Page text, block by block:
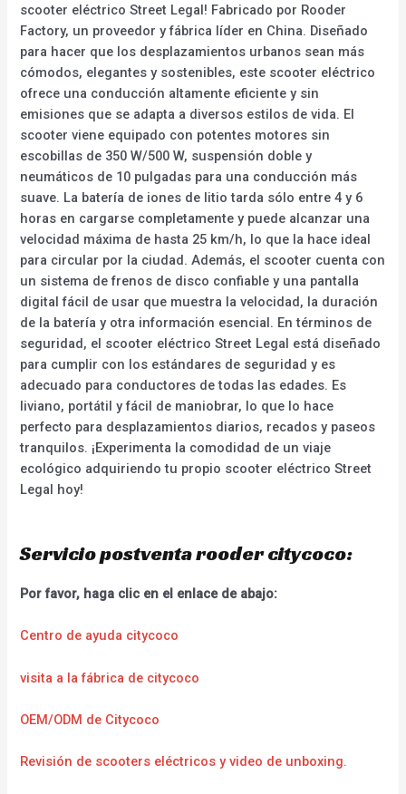
scooter eléctrico Street Legal! Fabricado por Rooder
Factory, un proveedor y fábrica líder en China. Diseñado
para hacer que los desplazamientos urbanos sean más
cómodos, elegantes y sostenibles, este scooter eléctrico
ofrece una conducción altamente eficiente y sin
emisiones que se adapta a diversos estilos de vida. El
scooter viene equipado con potentes motores sin
escobillas de 350 W/500 W, suspensión doble y
neumáticos de 10 pulgadas para una conducción más
suave. La batería de iones de litio tarda sólo entre 4 y 6
horas en cargarse completamente y puede alcanzar una
velocidad máxima de hasta 25 km/h, lo que la hace ideal
para circular por la ciudad. Además, el scooter cuenta con
un sistema de frenos de disco confiable y una pantalla
digital fácil de usar que muestra la velocidad, la duración
de la batería y otra información esencial. En términos de
seguridad, el scooter eléctrico Street Legal está diseñado
para cumplir con los estándares de seguridad y es
adecuado para conductores de todas las edades. Es
liviano, portátil y fácil de maniobrar, lo que lo hace
perfecto para desplazamientos diarios, recados y paseos
tranquilos. ¡Experimenta la comodidad de un viaje
ecológico adquiriendo tu propio scooter eléctrico Street
Legal hoy!
Servicio postventa rooder citycoco:
Por favor, haga clic en el enlace de abajo:
Centro de ayuda citycoco
visita a la fábrica de citycoco
OEM/ODM de Citycoco
Revisión de scooters eléctricos y video de unboxing.